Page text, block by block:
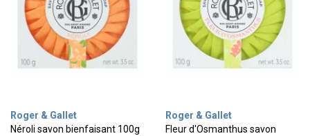
Roger & Gallet
Néroli savon bienfaisant 100g
Roger & Gallet
Fleur d'Osmanthus savon